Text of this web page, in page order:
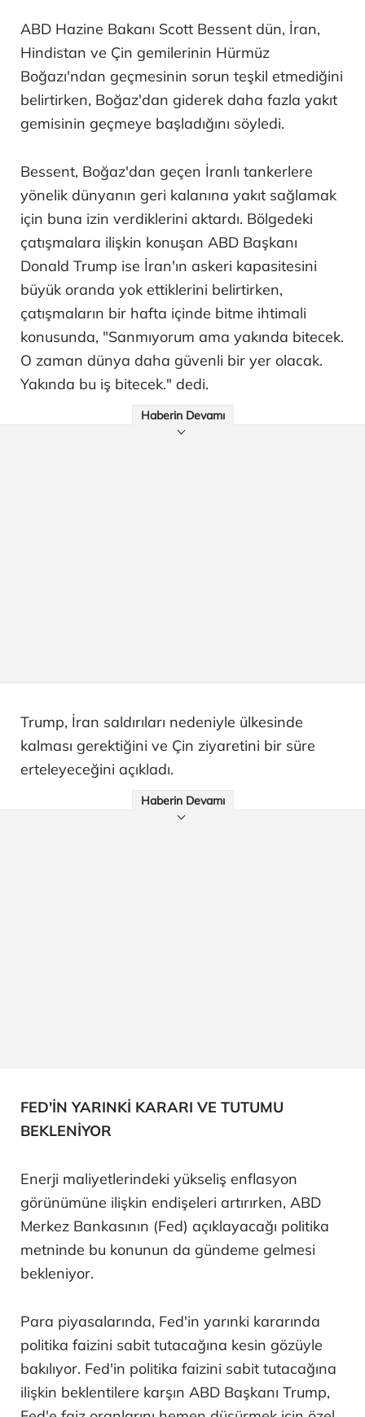
ABD Hazine Bakanı Scott Bessent dün, İran,
Hindistan ve Çin gemilerinin Hürmüz
Boğazı'ndan geçmesinin sorun teşkil etmediğini
belirtirken, Boğaz'dan giderek daha fazla yakıt
gemisinin geçmeye başladığını söyledi.
Bessent, Boğaz'dan geçen İranlı tankerlere
yönelik dünyanın geri kalanına yakıt sağlamak
için buna izin verdiklerini aktardı. Bölgedeki
çatışmalara ilişkin konuşan ABD Başkanı
Donald Trump ise İran'ın askeri kapasitesini
büyük oranda yok ettiklerini belirtirken,
çatışmaların bir hafta içinde bitme ihtimali
konusunda, "Sanmıyorum ama yakında bitecek.
O zaman dünya daha güvenli bir yer olacak.
Yakında bu iş bitecek." dedi.
Haberin Devamı
Trump, İran saldırıları nedeniyle ülkesinde
kalması gerektiğini ve Çin ziyaretini bir süre
erteleyeceğini açıkladı.
Haberin Devamı
FED'İN YARINKİ KARARI VE TUTUMU
BEKLENİYOR
Enerji maliyetlerindeki yükseliş enflasyon
görünümüne ilişkin endişeleri artırırken, ABD
Merkez Bankasının (Fed) açıklayacağı politika
metninde bu konunun da gündeme gelmesi
bekleniyor.
Para piyasalarında, Fed'in yarınki kararında
politika faizini sabit tutacağına kesin gözüyle
bakılıyor. Fed'in politika faizini sabit tutacağına
ilişkin beklentilere karşın ABD Başkanı Trump,